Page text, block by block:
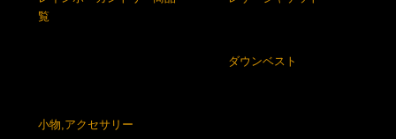
覧
ダウンベスト
小物,アクセサリー